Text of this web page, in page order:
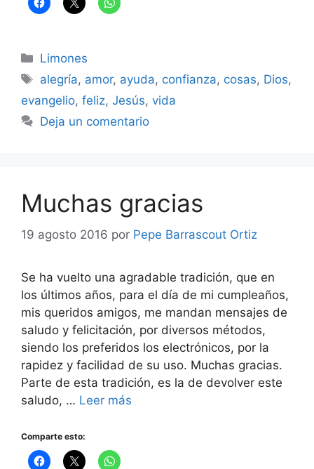
Categorías
Limones
Etiquetas
alegría, amor, ayuda, confianza, cosas, Dios,
evangelio, feliz, Jesús, vida
Deja un comentario
Muchas gracias
19 agosto 2016 por Pepe Barrascout Ortiz
Se ha vuelto una agradable tradición, que en
los últimos años, para el día de mi cumpleaños,
mis queridos amigos, me mandan mensajes de
saludo y felicitación, por diversos métodos,
siendo los preferidos los electrónicos, por la
rapidez y facilidad de su uso. Muchas gracias.
Parte de esta tradición, es la de devolver este
saludo, … Leer más
Comparte esto: